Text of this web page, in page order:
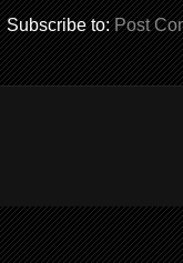
Subscribe to:Post